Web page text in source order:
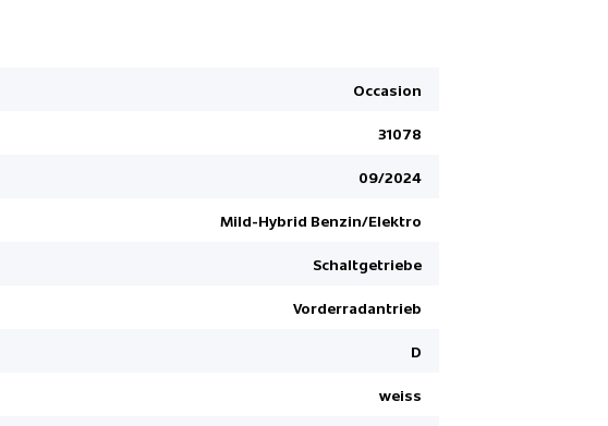
Occasion
31078
09/2024
Mild-Hybrid Benzin/Elektro
Schaltgetriebe
Vorderradantrieb
D
weiss